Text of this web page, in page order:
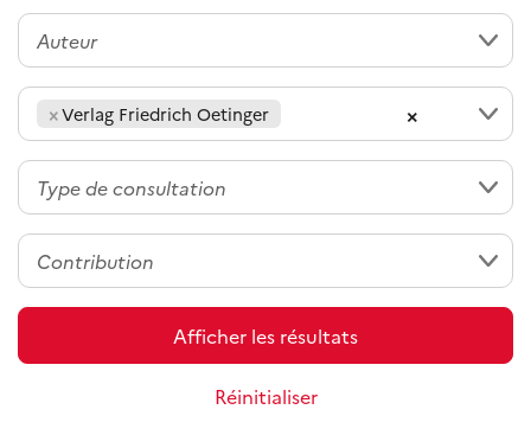
×
×Verlag Friedrich Oetinger
Afficher les résultats
Réinitialiser